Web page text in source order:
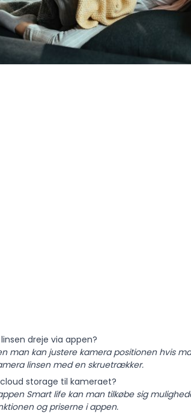
dreje via appen?
man kan justere kamera positionen hvis
linsen med en skruetrækker.
storage til kameraet?
Smart life kan man tilkøbe sig
og priserne i appen.